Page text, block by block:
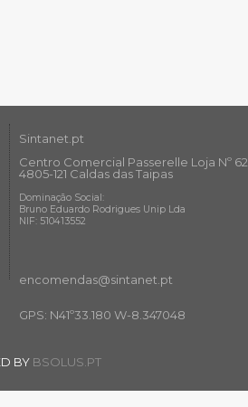
Sintanet.pt
Centro Comercial Passerelle Loja Nº 62
4805-121 Caldas das Taipas
Dominação Social:
Bruno Eduardo Rodrigues Unip Lda
NIF: 510413552
encomendas@sintanet .pt
GPS: N41º33.180 W-8.347048
BY BSOLUS.PT